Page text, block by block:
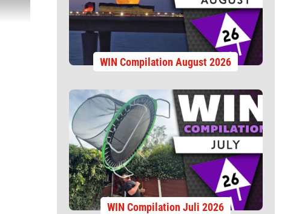
WIN Compilation August 2026
WIN Compilation Juli 2026